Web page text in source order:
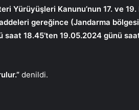
Yürüyüşleri Kanunu’nun 17. ve
gereğince (Jandarma
saat 18.45’ten 19.05.2024 günü
denildi.